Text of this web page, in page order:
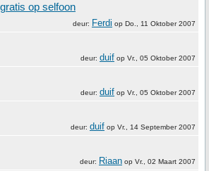
op selfoon
deur: Ferdi op Do., 11 Oktober 2007
deur: duif op Vr., 05 Oktober 2007
deur: duif op Vr., 05 Oktober 2007
deur: duif op Vr., 14 September 2007
deur: Riaan op Vr., 02 Maart 2007